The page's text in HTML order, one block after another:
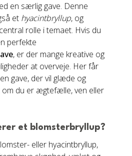
en særlig gave. Denne
et hyacintbryllup, og
rolle i temaet. Hvis du
perfekte
, er der mange kreative og
at overveje. Her får
gave, der vil glæde og
om du er ægtefælle, ven eller
et blomsterbryllup?
eller hyacintbryllup,